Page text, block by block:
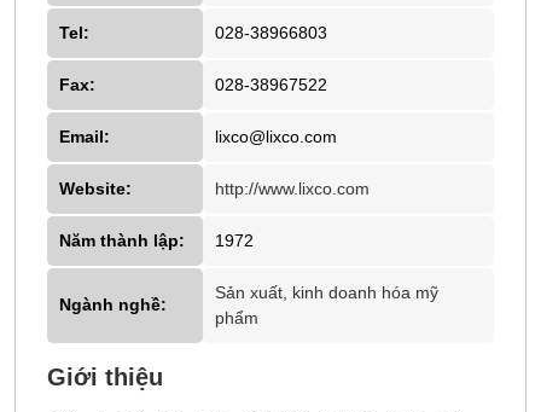
Tel: 028-38966803
Fax: 028-38967522
Email: lixco@lixco.com
Website: http://www.lixco.com
Năm thành lập: 1972
Ngành nghề:
Sản xuất, kinh doanh hóa mỹ
phẩm
Giới thiệu